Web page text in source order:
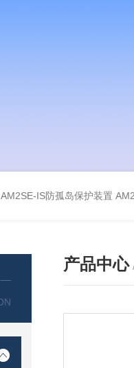
AM2SE-IS防孤岛保护装置
产品中心